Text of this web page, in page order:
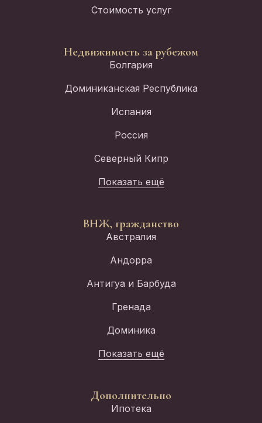
Стоимость услуг
Недвижимость за рубежом
Болгария
Доминиканская Республика
Испания
Россия
Северный Кипр
Показать ещё
ВНЖ, гражданство
Австралия
Андорра
Антигуа и Барбуда
Гренада
Доминика
Показать ещё
Дополнительно
Ипотека